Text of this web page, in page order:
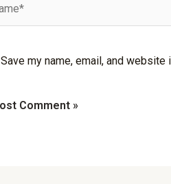
Save my name, email, and